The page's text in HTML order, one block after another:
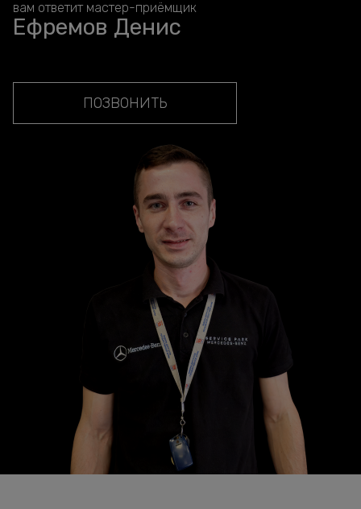
вам ответит мастер-приёмщик
Ефремов Денис
ПОЗВОНИТЬ